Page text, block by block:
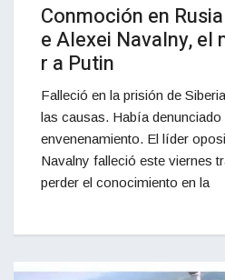
Conmoción en
e Alexei Navalny, el
r a Putin
Falleció en la prisión de
las causas. Había denunciado
envenenamiento. El líder
Navalny falleció este viernes
perder el conocimiento en la